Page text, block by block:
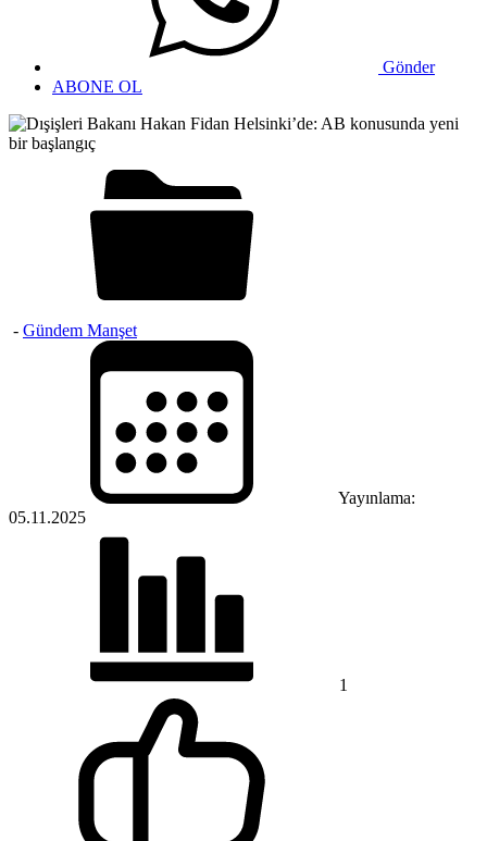
Gönder
ABONE OL
- Gündem Manşet
Yayınlama:
05.11.2025
1